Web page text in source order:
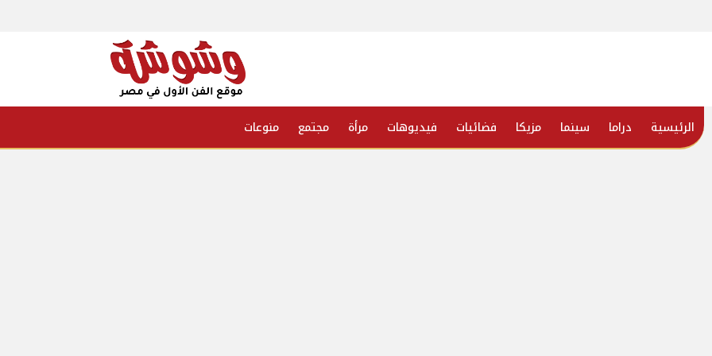
الرئيسية دراما سينما مزيكا فضائيات فيديوهات مرأة مجتمع منوعات